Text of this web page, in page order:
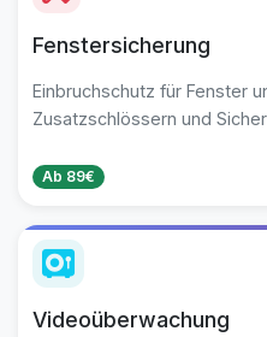
Fenstersicherung
Einbruchschutz für Fenster
Zusatzschlössern und
Ab 89€
Videoüberwachung